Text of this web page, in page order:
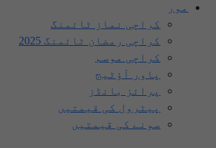
مور
کراچی نماز ٹائمنگ
کراچی رمضان ٹائمنگ 2025
کراچی موسم
پاور آؤٹیج
پرائز بانڈز
پیٹرول کی قیمتیں
سونے کی قیمتیں